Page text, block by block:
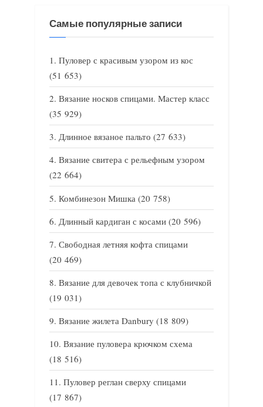
Самые популярные записи
Пуловер с красивым узором из кос
(51 653)
Вязание носков спицами. Мастер класс
(35 929)
Длинное вязаное пальто (27 633)
Вязание свитера с рельефным узором
(22 664)
Комбинезон Мишка (20 758)
Длинный кардиган с косами (20 596)
Свободная летняя кофта спицами
(20 469)
Вязание для девочек топа с клубничкой
(19 031)
Вязание жилета Danbury (18 809)
Вязание пуловера крючком схема
(18 516)
Пуловер реглан сверху спицами
(17 867)